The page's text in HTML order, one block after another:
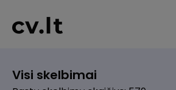
Visi skelbimai